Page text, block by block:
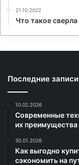
21.10.2022
Что такое сверла
Последние записи
10.02.2026
Современные
их преимущества
30.01.2026
Как выгодно
сэкономить на